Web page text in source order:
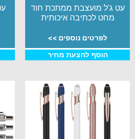
עט ג'ל מועצבת ממתכת חוד
מחט לכתיבה איכותית
לפרטים נוספים >>
הוסף להצעת מחיר